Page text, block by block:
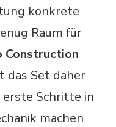
konkrete
Raum für
Construction
das Set daher
erste Schritte in
machen